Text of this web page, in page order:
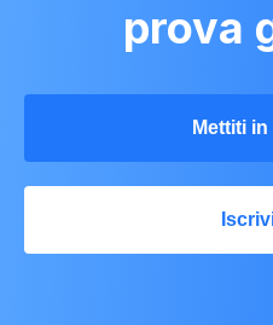
prova
Mettiti